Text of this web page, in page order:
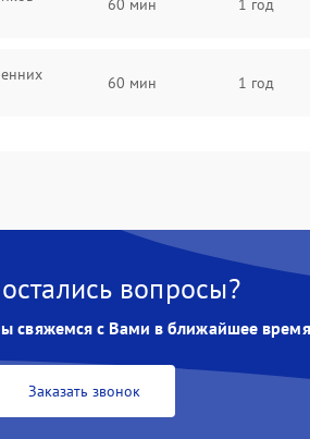
60 мин 1 год
60 мин 1 год
вопросы?
свяжемся с Вами в ближайшее время
Заказать звонок